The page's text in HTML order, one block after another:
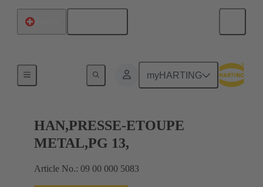
myHARTING
Presse-étoupes
HAN,PRESSE-ETOUPE
METAL,PG 13,
Article No.: 09 00 000 5083